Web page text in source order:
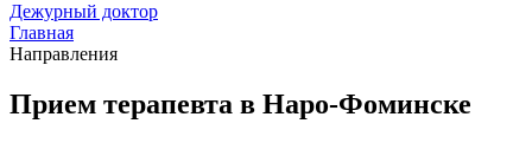
Дежурный доктор
Главная
Направления
Прием терапевта в Наро-Фоминске